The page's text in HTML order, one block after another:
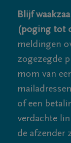
Blijf
(poging tot
meldingen
zogezegde
mom van
of een
verdachte
de afzender